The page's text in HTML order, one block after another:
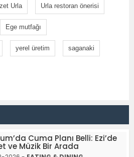
Urla Urla restoran önerisi
Ege mutfağı
yerel üretim saganaki
Cuma Planı Belli: Ezi’de
ve Müzik Bir Arada